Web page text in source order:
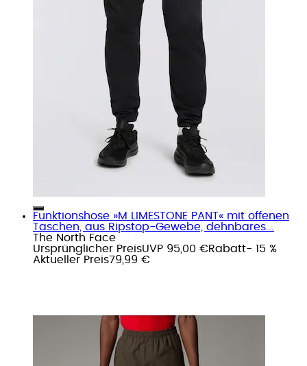
Funktionshose »M LIMESTONE PANT« mit offenen
Taschen, aus Ripstop-Gewebe, dehnbares...
The North Face
Ursprünglicher PreisUVP 95,00 €Rabatt- 15 %
Aktueller Preis79,99 €